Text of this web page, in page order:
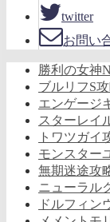
twitter
お問い
勝利の女神
ブルリフS
エンゲージ
スターレイ
トワツガイ
モンスター
無期迷途攻
ニューラル
ドルフィン